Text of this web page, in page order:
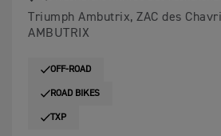
Triumph Ambutrix, ZAC des
AMBUTRIX
OFF-ROAD
ROAD BIKES
TXP